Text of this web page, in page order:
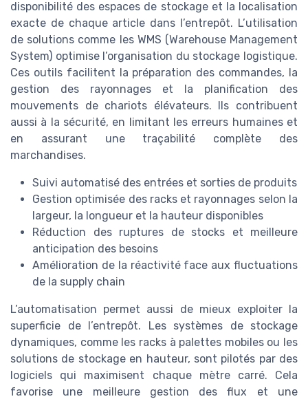
disponibilité des espaces de stockage et la localisation
exacte de chaque article dans l’entrepôt. L’utilisation
de solutions comme les WMS (Warehouse Management
System) optimise l’organisation du stockage logistique.
Ces outils facilitent la préparation des commandes, la
gestion des rayonnages et la planification des
mouvements de chariots élévateurs. Ils contribuent
aussi à la sécurité, en limitant les erreurs humaines et
en assurant une traçabilité complète des
marchandises.
Suivi automatisé des entrées et sorties de produits
Gestion optimisée des racks et rayonnages selon la
largeur, la longueur et la hauteur disponibles
Réduction des ruptures de stocks et meilleure
anticipation des besoins
Amélioration de la réactivité face aux fluctuations
de la supply chain
L’automatisation permet aussi de mieux exploiter la
superficie de l’entrepôt. Les systèmes de stockage
dynamiques, comme les racks à palettes mobiles ou les
solutions de stockage en hauteur, sont pilotés par des
logiciels qui maximisent chaque mètre carré. Cela
favorise une meilleure gestion des flux et une